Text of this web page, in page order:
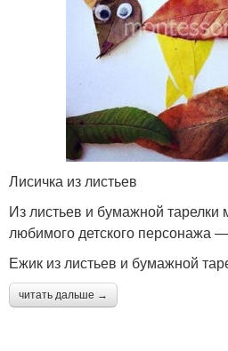
Лисичка из листьев
Из листьев и бумажной тарелки
любимого детского персонажа
Ежик из листьев и бумажной
читать дальше →